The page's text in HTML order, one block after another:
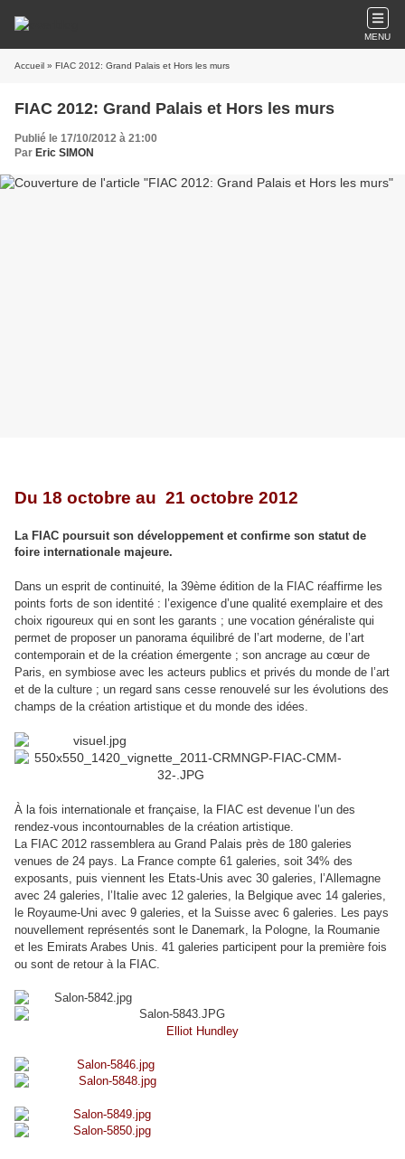
MENU
Accueil » FIAC 2012: Grand Palais et Hors les murs
FIAC 2012: Grand Palais et Hors les murs
Publié le 17/10/2012 à 21:00
Par Eric SIMON
Du 18 octobre au 21 octobre 2012
La FIAC poursuit son développement et confirme son statut de
foire internationale majeure.
Dans un esprit de continuité, la 39ème édition de la FIAC réaffirme les
points forts de son identité : l’exigence d’une qualité exemplaire et des
choix rigoureux qui en sont les garants ; une vocation généraliste qui
permet de proposer un panorama équilibré de l’art moderne, de l’art
contemporain et de la création émergente ; son ancrage au cœur de
Paris, en symbiose avec les acteurs publics et privés du monde de l’art
et de la culture ; un regard sans cesse renouvelé sur les évolutions des
champs de la création artistique et du monde des idées.
À la fois internationale et française, la FIAC est devenue l’un des
rendez-vous incontournables de la création artistique.
La FIAC 2012 rassemblera au Grand Palais près de 180 galeries
venues de 24 pays. La France compte 61 galeries, soit 34% des
exposants, puis viennent les Etats-Unis avec 30 galeries, l’Allemagne
avec 24 galeries, l’Italie avec 12 galeries, la Belgique avec 14 galeries,
le Royaume-Uni avec 9 galeries, et la Suisse avec 6 galeries. Les pays
nouvellement représentés sont le Danemark, la Pologne, la Roumanie
et les Emirats Arabes Unis. 41 galeries participent pour la première fois
ou sont de retour à la FIAC
Elliot Hundley